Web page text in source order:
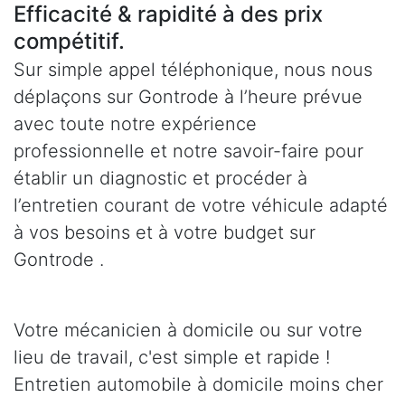
Efficacité & rapidité à des prix
compétitif.
Sur simple appel téléphonique, nous nous
déplaçons sur Gontrode à l’heure prévue
avec toute notre expérience
professionnelle et notre savoir-faire pour
établir un diagnostic et procéder à
l’entretien courant de votre véhicule adapté
à vos besoins et à votre budget sur
Gontrode .
Votre mécanicien à domicile ou sur votre
lieu de travail, c'est simple et rapide !
Entretien automobile à domicile moins cher